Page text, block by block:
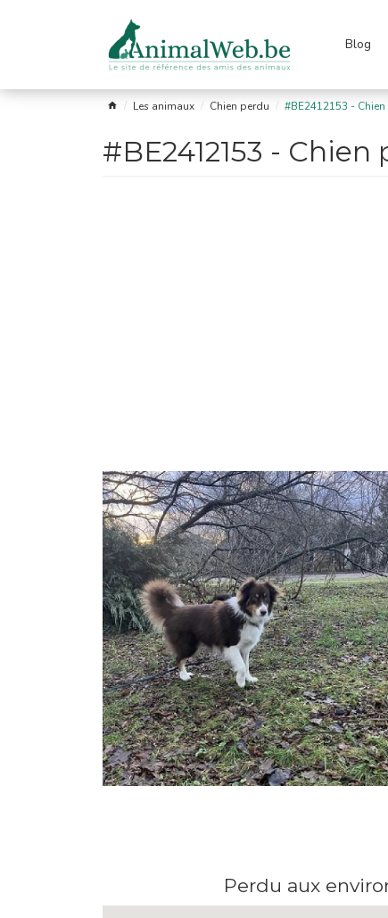
Passer
menu
Blog
Garde
Les
races
Astro Liens FAQ
Les animaux Chien perdu #BE2412153 -
#BE2412153 - Chien
Perdu aux